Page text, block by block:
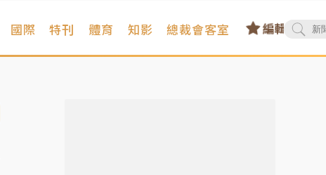
國際 特刊 體育 知影 總裁會客室